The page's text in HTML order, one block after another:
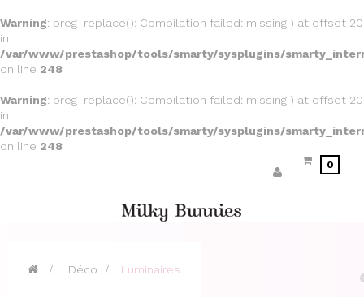
Warning: preg_replace(): Compilation failed: missing ) at offset 20
in
/var/www/prestashop/tools/smarty/sysplugins/
on line 248
Warning: preg_replace(): Compilation failed: missing ) at offset 20
in
/var/www/prestashop/tools/smarty/sysplugins/
on line 248
0
> Déco > Luminaires